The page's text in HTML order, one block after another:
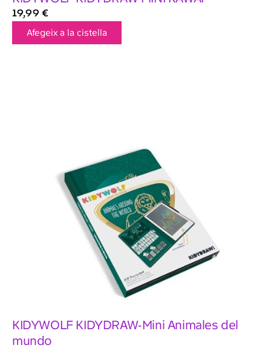
19,99 €
Afegeix a la cistella
KIDYWOLF KIDYDRAW-Mini Animales del
mundo